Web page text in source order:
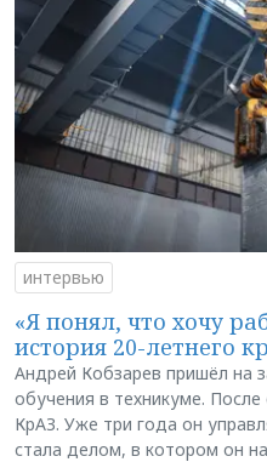
интервью
«Я понял, что хочу
история 20-летнего
Андрей Кобзарев пришёл на
обучения в техникуме.
КрАЗ. Уже три года он
стала делом, в котором он